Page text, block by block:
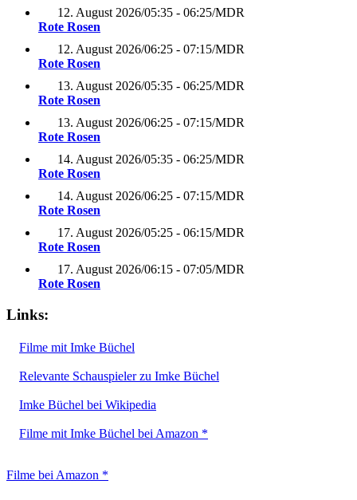
12. August 2026/05:35 - 06:25/MDR
Rote Rosen
12. August 2026/06:25 - 07:15/MDR
Rote Rosen
13. August 2026/05:35 - 06:25/MDR
Rote Rosen
13. August 2026/06:25 - 07:15/MDR
Rote Rosen
14. August 2026/05:35 - 06:25/MDR
Rote Rosen
14. August 2026/06:25 - 07:15/MDR
Rote Rosen
17. August 2026/05:25 - 06:15/MDR
Rote Rosen
17. August 2026/06:15 - 07:05/MDR
Rote Rosen
Links:
Filme mit Imke Büchel
Relevante Schauspieler zu Imke Büchel
Imke Büchel bei Wikipedia
Filme mit Imke Büchel bei Amazon *
Filme bei Amazon *